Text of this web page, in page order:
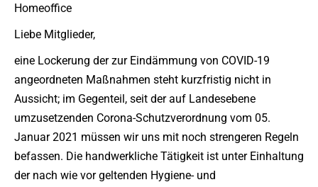
Homeoffice
Liebe Mitglieder,
eine Lockerung der zur Eindämmung von COVID-19
angeordneten Maßnahmen steht kurzfristig nicht in
Aussicht; im Gegenteil, seit der auf Landesebene
umzusetzenden Corona-Schutzverordnung vom 05.
Januar 2021 müssen wir uns mit noch strengeren Regeln
befassen. Die handwerkliche Tätigkeit ist unter Einhaltung
der nach wie vor geltenden Hygiene- und